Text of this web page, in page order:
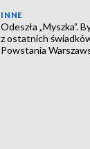
INNE
Odeszła „Myszka”.
z ostatnich
Powstania